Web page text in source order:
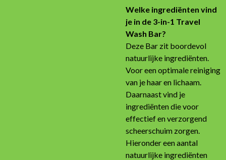
Welke ingrediënten vind
je in de 3-in-1 Travel
Wash Bar?
Deze Bar zit boordevol
natuurlijke ingrediënten.
Voor een optimale reiniging
van je haar en lichaam.
Daarnaast vind je
ingrediënten die voor
effectief en verzorgend
scheerschuim zorgen.
Hieronder een aantal
natuurlijke ingrediënten